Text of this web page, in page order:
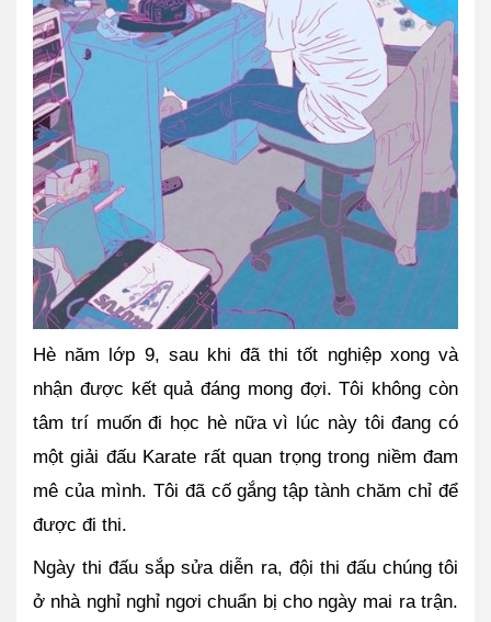
Hè năm lớp 9, sau khi đã thi tốt nghiệp xong và
nhận được kết quả đáng mong đợi. Tôi không còn
tâm trí muốn đi học hè nữa vì lúc này tôi đang có
một giải đấu Karate rất quan trọng trong niềm đam
mê của mình. Tôi đã cố gắng tập tành chăm chỉ để
được đi thi.
Ngày thi đấu sắp sửa diễn ra, đội thi đấu chúng tôi
ở nhà nghỉ nghỉ ngơi chuẩn bị cho ngày mai ra trận.